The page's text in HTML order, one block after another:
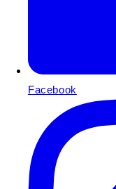
Facebook